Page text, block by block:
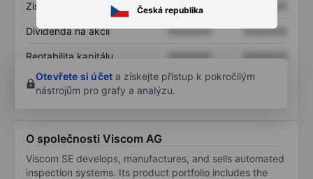
Česká republika
Zisk na akcii XXXXXXX
Dividenda na akcii XXXXXXX XXXXXXX
Rentabilita kapitálu XXXXXXX
XXXXXXX
Otevřete si účet a získejte přístup k pokročilým
nástrojům pro grafy a analýzu.
O společnosti Viscom AG
Viscom SE develops, manufactures, and sells automated
inspection systems. Its product portfolio includes the